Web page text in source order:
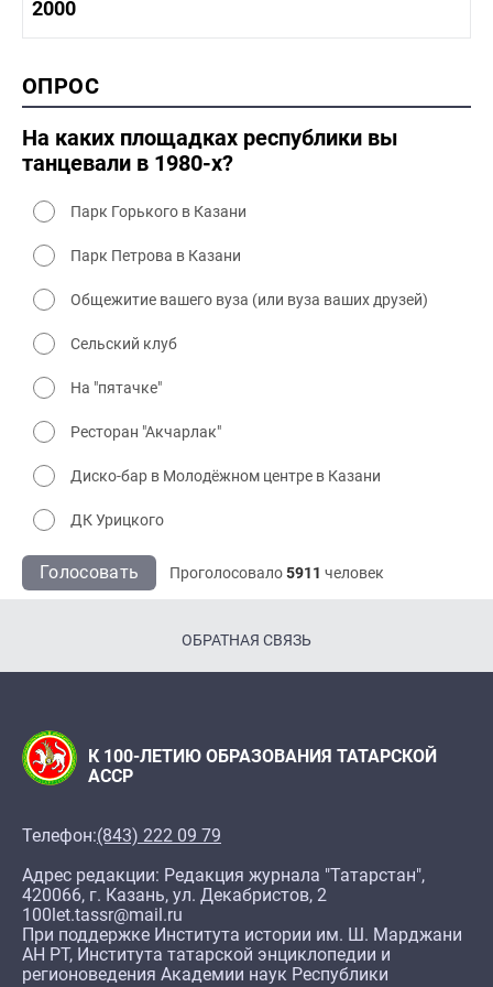
1990-2000 культура
2000
2000 промышленность
2000 культура
ОПРОС
На каких площадках республики вы
танцевали в 1980-х?
Парк Горького в Казани
Парк Петрова в Казани
Общежитие вашего вуза (или вуза ваших друзей)
Сельский клуб
На "пятачке"
Ресторан "Акчарлак"
Диско-бар в Молодёжном центре в Казани
ДК Урицкого
Голосовать Проголосовало5911 человек
ОБРАТНАЯ СВЯЗЬ
К 100-ЛЕТИЮ ОБРАЗОВАНИЯ ТАТАРСКОЙ
АССР
Телефон:(843) 222 09 79
Адрес редакции: Редакция журнала "Татарстан",
420066, г. Казань, ул. Декабристов, 2
100let.tassr@mail.ru
При поддержке Института истории им. Ш. Марджани
АН РТ, Института татарской энциклопедии и
регионоведения Академии наук Республики